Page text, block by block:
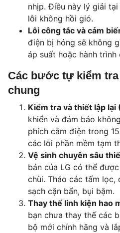
nhịp. Điều này lý giải tại
lỗi không hồi gió.
Lỗi công tắc và cảm
điện bị hỏng sẽ không
áp suất hoặc hành
Các bước tự kiểm
chung
Kiểm tra và thiết lập lại
khiển và đảm bảo
phích cắm điện trong
các lỗi phần mềm tạm
Vệ sinh chuyên sâu
bản của LG có thể
chùi. Tháo các tấm lọc,
sạch cặn bẩn, bụi bặm.
Thay thế linh kiện hao
bạn chưa thay thế các
bộ mới chính hãng và